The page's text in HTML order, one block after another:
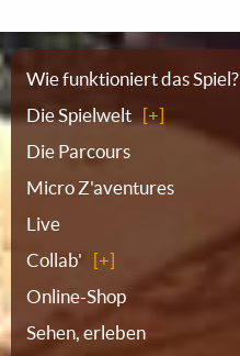
Sitemap
Wie funktioniert das Spiel?
Die Spielwelt
Die Parcours
Micro Z'aventures
Live
Collab'
Online-Shop
Sehen, erleben